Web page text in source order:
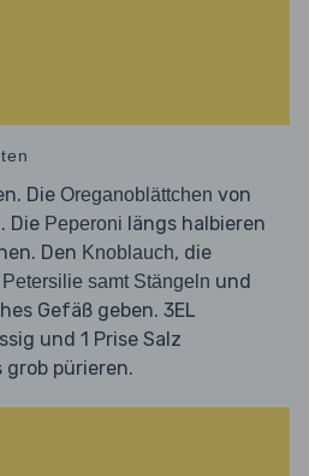
Die Oreganoblättchen von
Die Peperoni längs halbieren
Den Knoblauch, die
Petersilie samt Stängeln und
Gefäß geben. 3EL
und 1 Prise Salz
pürieren.